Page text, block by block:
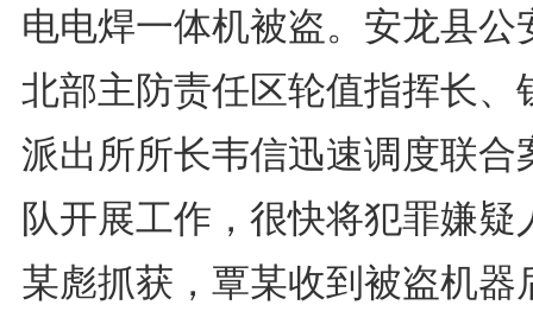
电电焊一体机被盗。安龙县公
北部主防责任区轮值指挥长、
派出所所长韦信迅速调度联合
队开展工作，很快将犯罪嫌疑
某彪抓获，覃某收到被盗机器